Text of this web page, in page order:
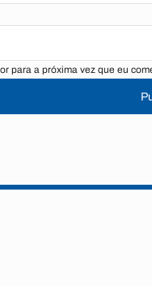
para a próxima vez que eu